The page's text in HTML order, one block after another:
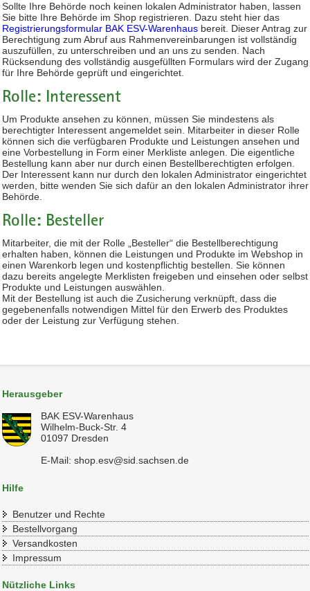
Sollte Ihre Behörde noch keinen lokalen Administrator haben, lassen
Sie bitte Ihre Behörde im Shop registrieren. Dazu steht hier das
Registrierungsformular BAK ESV-Warenhausbereit. Dieser Antrag zur
Berechtigung zum Abruf aus Rahmenvereinbarungen ist vollständig
auszufüllen, zu unterschreiben und an uns zu senden. Nach
Rücksendung des vollständig ausgefüllten Formulars wird der Zugang
für Ihre Behörde geprüft und eingerichtet.
Rolle: Interessent
Um Produkte ansehen zu können, müssen Sie mindestens als
berechtigter Interessent angemeldet sein. Mitarbeiter in dieser Rolle
können sich die verfügbaren Produkte und Leistungen ansehen und
eine Vorbestellung in Form einer Merkliste anlegen. Die eigentliche
Bestellung kann aber nur durch einen Bestellberechtigten erfolgen.
Der Interessent kann nur durch den lokalen Administrator eingerichtet
werden, bitte wenden Sie sich dafür an den lokalen Administrator ihrer
Behörde.
Rolle: Besteller
Mitarbeiter, die mit der Rolle „Besteller“ die Bestellberechtigung
erhalten haben, können die Leistungen und Produkte im Webshop in
einen Warenkorb legen und kostenpflichtig bestellen. Sie können
dazu bereits angelegte Merklisten freigeben und einsehen oder selbst
Produkte und Leistungen auswählen.
Mit der Bestellung ist auch die Zusicherung verknüpft, dass die
gegebenenfalls notwendigen Mittel für den Erwerb des Produktes
oder der Leistung zur Verfügung stehen.
Herausgeber
BAK ESV-Warenhaus
Wilhelm-Buck-Str. 4
01097 Dresden
E-Mail: shop.esv@sid.sachsen.de
Hilfe
Benutzer und Rechte
Bestellvorgang
Versandkosten
Impressum
Nützliche Links